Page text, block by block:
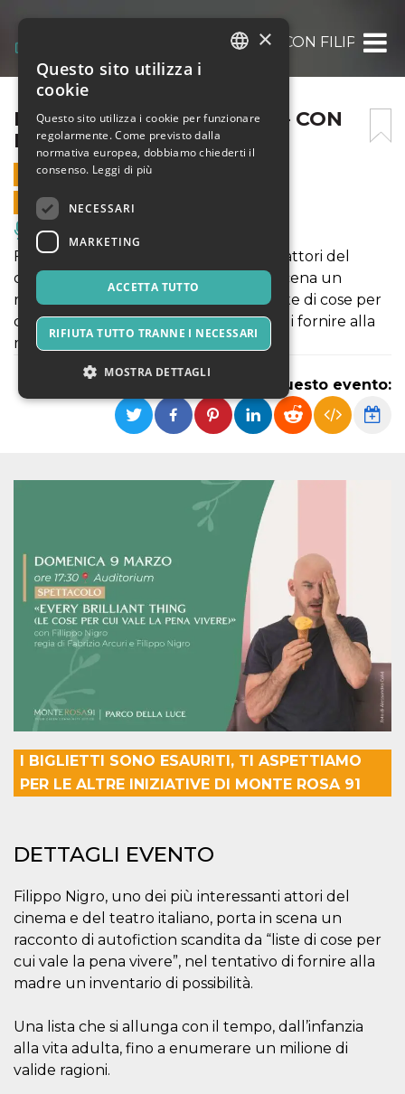
EVERY BRILLIANT THING – CON FILIPPO
EVERY BRILLIANT THING – CON
FILIPPO NIGRO
9 MARZO 2025 - 17:30
VENDITE ONLINE TERMINATE
Musica, Eventi Live, Club
Filippo Nigro, uno dei più interessanti attori del
cinema e del teatro italiano, porta in scena un
racconto di autofiction scandita da “liste di cose per
cui vale la pena vivere”, nel tentativo di fornire alla
madre un inventario di possibilità.
Condividi questo evento:
I BIGLIETTI SONO ESAURITI, TI ASPETTIAMO
PER LE ALTRE INIZIATIVE DI MONTE ROSA 91
DETTAGLI EVENTO
Filippo Nigro, uno dei più interessanti attori del
cinema e del teatro italiano, porta in scena un
racconto di autofiction scandita da “liste di cose per
cui vale la pena vivere”, nel tentativo di fornire alla
madre un inventario di possibilità.
Una lista che si allunga con il tempo, dall’infanzia
alla vita adulta, fino a enumerare un milione di
valide ragioni.
×
Questo sito utilizza i
cookie
Questo sito utilizza i cookie per funzionare
regolarmente. Come previsto dalla
normativa europea, dobbiamo chiederti il
consenso. Leggi di più
NECESSARI
MARKETING
ACCETTA TUTTO
RIFIUTA TUTTO TRANNE I NECESSARI
MOSTRA DETTAGLI
Necessari Marketing
indispensabili al funzionamento del sito. I
servizi qui presenti non potranno funzionare
Scadenza
cf_clearance
.oooh.events
1 anno
Clearance
Cookie from
CloudFlare
stores the proof
of challenge
passed. It is
used to no
longer issue a
captcha or
required to
server.
wordpress_test_cookie
Automattic
Inc.
Sessione
Cookie di
Wordpress,
PHPSESSID
PHP.net
applicazioni
basate sul
linguaggio PHP.
Si tratta di un
identificatore
utilizzato per
un numero
generato in
modo casuale, il